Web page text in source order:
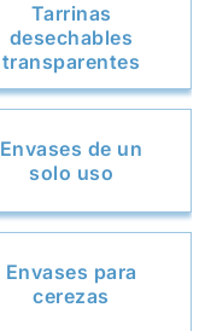
Tarrinas
desechables
transparentes
Envases de un
solo uso
Envases para
cerezas